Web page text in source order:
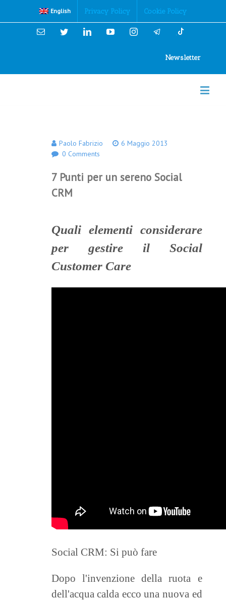
English Privacy Policy Cookie Policy
Email TwitterLinkedinYouTubeInstagram
Newsletter
Paolo Fabrizio
6 Maggio 2013
0 Comments
7 Punti per un sereno Social
CRM
Quali elementi considerare
per gestire il Social
Customer Care
Social CRM: Si può fare
Dopo l'invenzione della ruota e
dell'acqua calda ecco una nuova ed
Cookies Policy